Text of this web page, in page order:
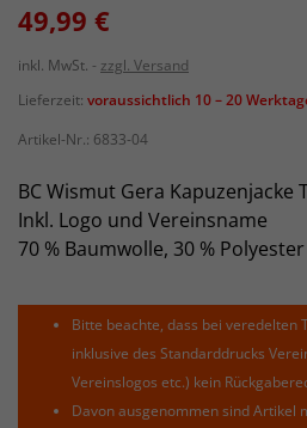
49,99 €
inkl. MwSt.
zzgl. Versand
Lieferzeit: voraussichtlich 10 – 20
Artikel-Nr.: 6833-04
BC Wismut Gera Kapuzenjacke
Inkl. Logo und Vereinsname
70 % Baumwolle, 30 % Polyester
Bitte beachte, dass bei veredelten
inklusive des Standarddrucks
Vereinslogos etc.) kein
Davon ausgenommen sind Artikel